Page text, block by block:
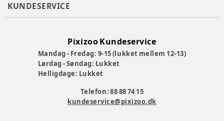
KUNDESERVICE
Pixizoo Kundeservice
Mandag - Fredag: 9-15 (lukket mellem 12-13)
Lørdag - Søndag: Lukket
Helligdage: Lukket
Telefon: 88 88 74 15
kundeservice@pixizoo.dk